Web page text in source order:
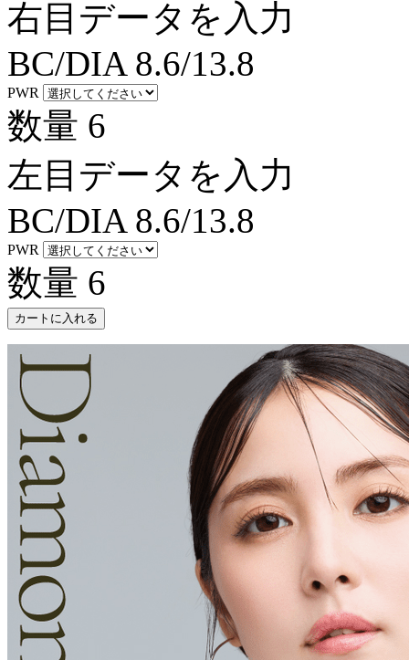
右目データを入力
BC/DIA 8.6/13.8
PWR
数量 6
左目データを入力
BC/DIA 8.6/13.8
PWR
数量 6
カートに入れる